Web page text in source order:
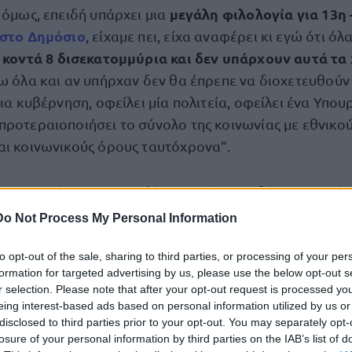
Not Process My Personal Information
opt-out of the sale, sharing to third parties, or processing of your
for targeted advertising by us, please use the below opt-out
selection. Please note that after your opt-out request is processed
interest-based ads based on personal information utilized by us
to third parties prior to your opt-out. You may separately
of your personal information by third parties on the IAB’s list of
επειδή υπάρχει μια μεγάλη φιλολογία για
Δημόσιο , είχαμε πει, είχα αναφέρει κι εγώ ότι
κοντά 8 δισεκατομμύρια και δεν υπάρχουν αυτά
όλα και αν υπήρχαν δεν θα έπρεπε να διοχετευθούν
κυβέρνηση, οφείλει μία πολιτεία, οφείλει ένα
το σύνολο της κοινωνίας με
κοινωνικούς όρους ταυτόχρονα“.
της αντιπολίτευσης ότι ηκυβέρνηση
και επιστρέφει 1, τόνισε: «Δεν έχει καταλάβει η
Φυσικής. Έχουμε πλέον ένα άλλο πλαίσιο στο
δίνουμε το 1,1 δισεκατομμύριο είναι ο
μπορούσαμε φέτος να έρθουμε και να παρέμβουμε